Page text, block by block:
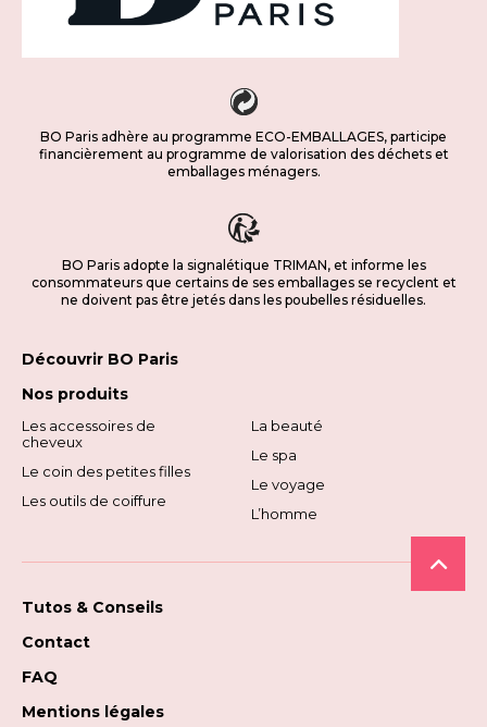
BO Paris adhère au programme ECO-EMBALLAGES, participe
financièrement au programme de valorisation des déchets et
emballages ménagers.
BO Paris adopte la signalétique TRIMAN, et informe les
consommateurs que certains de ses emballages se recyclent et
ne doivent pas être jetés dans les poubelles résiduelles.
Découvrir BO Paris
Nos produits
Les accessoires de
cheveux
Le coin des petites filles
Les outils de coiffure
La beauté
Le spa
Le voyage
L’homme
Tutos & Conseils
Contact
FAQ
Mentions légales